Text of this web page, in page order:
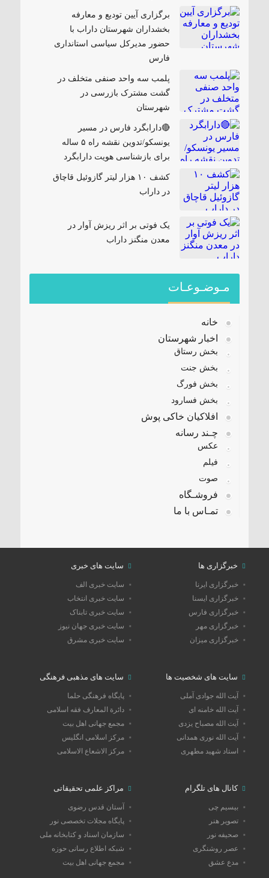
برگزاری آیین تودیع و معارفه
بخشداران شهرستان داراب با
حضور مدیرکل سیاسی استانداری
فارس
پلمب سه واحد صنفی متخلف در
گشت مشترک بازرسی در
شهرستان
🔴دارابگرد فارس در مسیر
یونسکو/تدوین نقشه راه ۵ ساله
برای بازشناسی هویت دارابگرد
کشف ۱۰ هزار لیتر گازوئیل قاچاق
در داراب
یک فوتی بر اثر ریزش آوار در
معدن منگنز داراب
مـوضـوعـات
خانه
اخبار شهرستان
بخش رستاق
بخش جنت
بخش فورگ
بخش فسارود
افلاکیان خاکی پوش
چـند رسانه
عکس
فیلم
صوت
فروشـگاه
تمـاس با ما
خبرگزاری ها
خبرگزاری ایرنا
خبرگزاری ایسنا
خبرگزاری فارس
خبرگزاری مهر
خبرگزاری میزان
سایت های خبری
سایت خبری الف
سایت خبری انتخاب
سایت خبری تابناک
سایت خبری جهان نیوز
سایت خبری مشرق
سایت های شخصیت ها
آیت الله جوادی آملی
آیت الله خامنه ای
آیت الله مصباح یزدی
آیت الله نوری همدانی
استاد شهید مطهری
سایت های مذهبی فرهنگی
پایگاه فرهنگی حلما
دائرة المعارف فقه اسلامی
مجمع جهانی اهل بیت
مرکز اسلامی انگلیس
مرکز الاشعاع الاسلامی
کانال های تلگرام
بیسیم چی
تصویر هنر
صحیفه نور
عصر روشنگری
مدع عشق
مراکز علمی تحقیقاتی
آستان قدس رضوی
پایگاه مجلات تخصصی نور
سازمان اسناد و کتابخانه ملی
شبکه اطلاع رسانی حوزه
مجمع جهانی اهل بیت